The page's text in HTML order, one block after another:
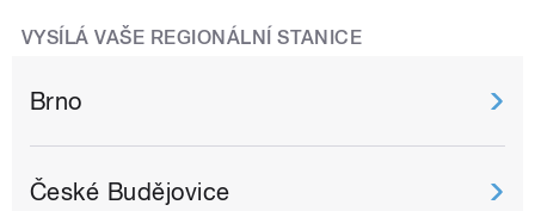
VYSÍLÁ VAŠE REGIONÁLNÍ STANICE
Brno
České Budějovice